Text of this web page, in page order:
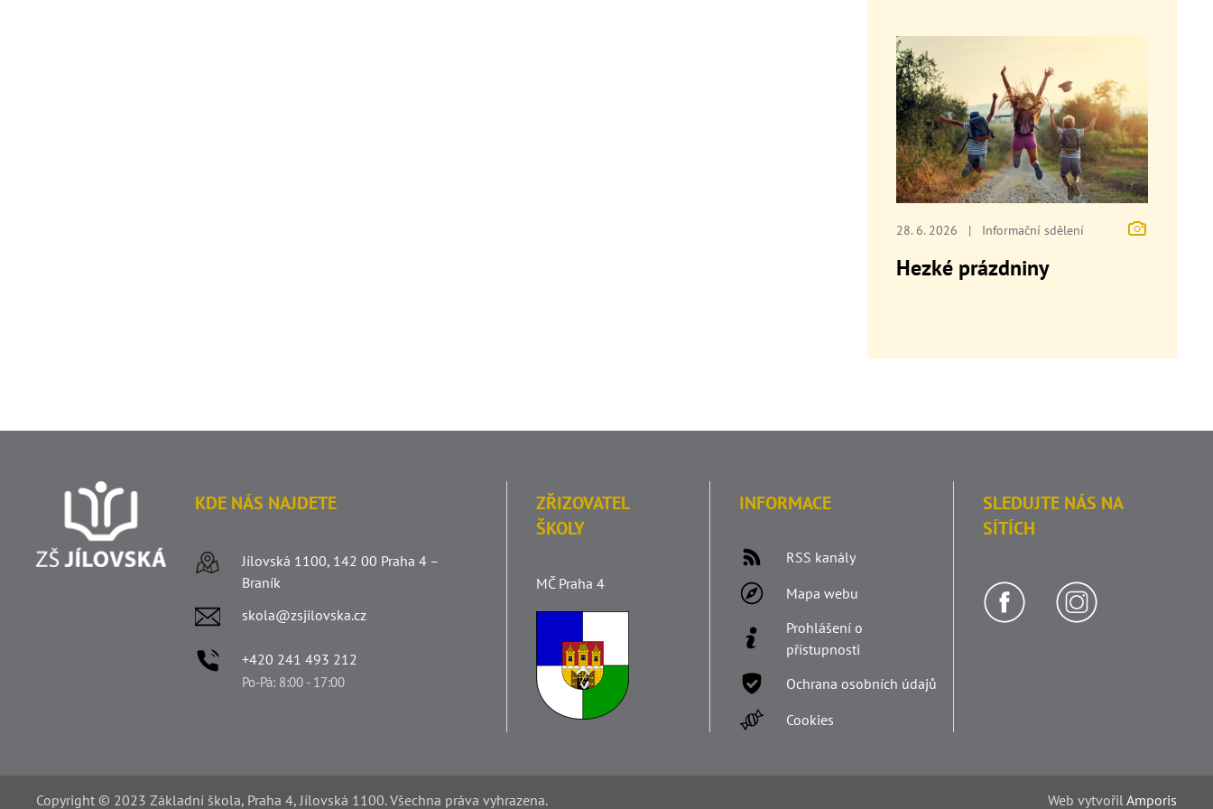
28. 6. 2026 | Informační sdělení
Hezké prázdniny
KDE NÁS NAJDETE
Jílovská 1100, 142 00 Praha 4 –
Braník
skola@zsjilovska.cz
+420 241 493 212
Po-Pá: 8:00 - 17:00
ZŘIZOVATEL
ŠKOLY
MČ Praha 4
INFORMACE
RSS kanály
Mapa webu
Prohlášení o
přístupnosti
Ochrana osobních údajů
Cookies
SLEDUJTE NÁS NA
SÍTÍCH
Copyright © 2023 Základní škola, Praha 4, Jílovská 1100. Všechna práva vyhrazena. Web vytvořilAmporis